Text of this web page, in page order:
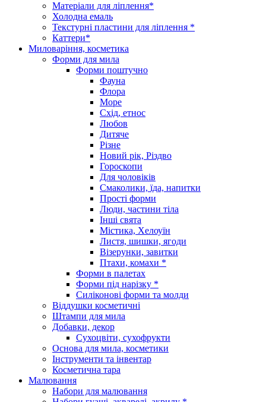
Матеріали для ліплення*
Холодна емаль
Текстурні пластини для ліплення *
Каттери*
Миловаріння, косметика
Форми для мила
Форми поштучно
Фауна
Флора
Море
Схід, етнос
Любов
Дитяче
Різне
Новий рік, Різдво
Гороскопи
Для чоловіків
Смаколики, їда, напитки
Прості форми
Люди, частини тіла
Інші свята
Містика, Хелоуїн
Листя, шишки, ягоди
Візерунки, завитки
Птахи, комахи *
Форми в палетах
Форми під нарізку *
Силіконові форми та молди
Віддушки косметичні
Штампи для мила
Добавки, декор
Сухоцвіти, сухофрукти
Основа для мила, косметики
Інструменти та інвентар
Косметична тара
Малювання
Набори для малювання